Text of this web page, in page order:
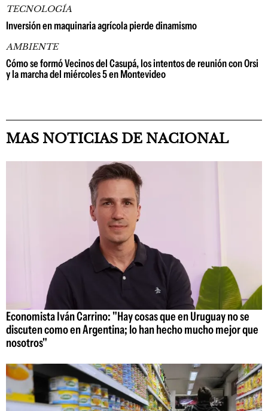
TECNOLOGÍA
Inversión en maquinaria agrícola pierde dinamismo
AMBIENTE
Cómo se formó Vecinos del Casupá, los intentos de reunión con Orsi
y la marcha del miércoles 5 en Montevideo
MAS NOTICIAS DE NACIONAL
Economista Iván Carrino: "Hay cosas que en Uruguay no se
discuten como en Argentina; lo han hecho mucho mejor que
nosotros"